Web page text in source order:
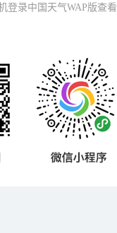
登录中国天气WAP版查看